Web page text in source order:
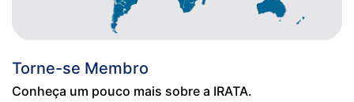
Torne-se Membro
Conheça um pouco mais sobre a IRATA.